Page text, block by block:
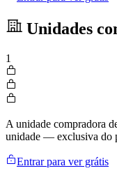
Unidades
1
A unidade compradora
unidade — exclusiva do
Entrar para ver grátis